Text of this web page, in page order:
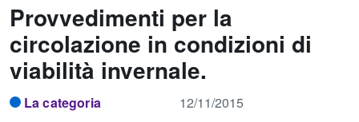
Provvedimenti per la
circolazione in condizioni di
viabilità invernale.
La categoria 12/11/2015